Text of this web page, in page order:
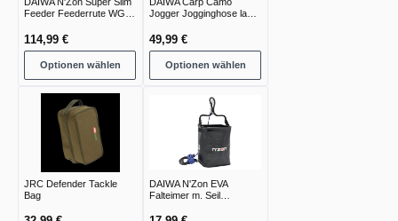
Feeder Feederrute WG
114,99 €
Optionen wählen
Jogger Jogginghose lang
49,99 €
Optionen wählen
JRC Defender Tackle
Bag
DAIWA N'Zon EVA
Falteimer m. Seil